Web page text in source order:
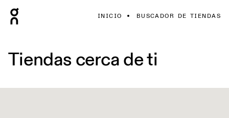
INICIO BUSCADOR DE TIENDAS
Tiendas cerca de ti